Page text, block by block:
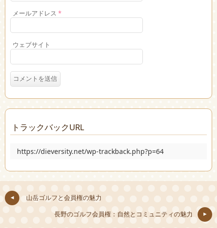
メールアドレス *
ウェブサイト
トラックバックURL
https://dieversity.net/wp-trackback.php?p=64
山岳ゴルフと会員権の魅力
長野のゴルフ会員権：自然とコミュニティの魅力